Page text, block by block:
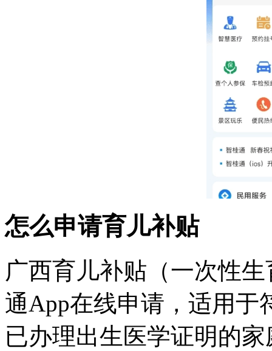
怎么申请育儿补贴
广西育儿补贴（一次性
通App在线申请，适用于
已办理出生医学证明的家